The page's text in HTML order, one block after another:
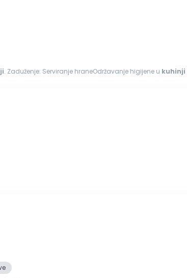
. Zaduženje: Serviranje hraneOdržavanje higijene u kuhinji